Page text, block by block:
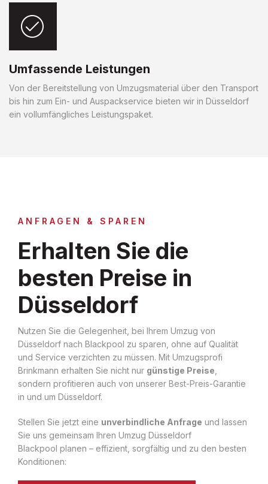
Umfassende Leistungen
Von der Bereitstellung von Umzugsmaterial über den Transport
bis hin zum Ein- und Auspackservice bieten wir in Düsseldorf
ein vollumfängliches Leistungspaket.
ANFRAGEN & SPAREN
Erhalten Sie die
besten Preise in
Düsseldorf
Nutzen Sie die Gelegenheit, bei Ihrem Umzug von
Düsseldorf nach Blackpool zu sparen, ohne auf Qualität
und Service verzichten zu müssen. Mit Umzugsprofi
Brinkmann erhalten Sie nicht nur günstige Preise
sondern profitieren auch von unserer Best-Preis-Garantie
in und um Düsseldorf.
Stellen Sie jetzt eine unverbindliche Anfrage und lassen
Sie uns gemeinsam Ihren Umzug Düsseldorf
Blackpool planen – effizient, sorgfältig und zu den besten
Konditionen: